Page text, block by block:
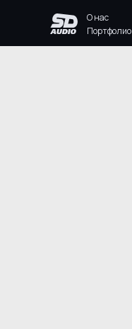
О нас
Портфолио